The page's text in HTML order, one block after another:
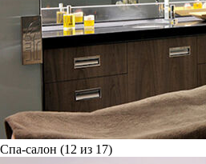
Спа-салон (12 из 17)